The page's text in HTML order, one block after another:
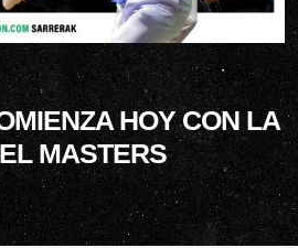
HOY CON LA
MASTERS